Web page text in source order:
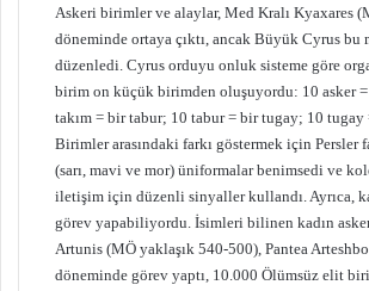
Askeri birimler ve alaylar, Med Kralı Kyaxares
döneminde ortaya çıktı, ancak Büyük Cyrus bu
düzenledi. Cyrus orduyu onluk sisteme göre
birim on küçük birimden oluşuyordu: 10 asker
takım = bir tabur; 10 tabur = bir tugay; 10
Birimler arasındaki farkı göstermek için Persler
(sarı, mavi ve mor) üniformalar benimsedi ve
iletişim için düzenli sinyaller kullandı. Ayrıca,
görev yapabiliyordu. İsimleri bilinen kadın
Artunis (MÖ yaklaşık 540-500), Pantea
döneminde görev yaptı, 10.000 Ölümsüz elit